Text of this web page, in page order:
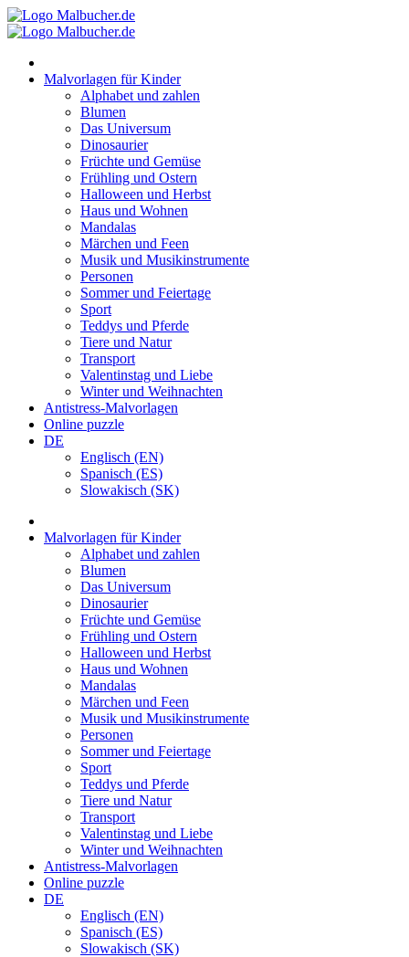
Zum
Inhalt
Malvorlagen für Kinder
Alphabet und zahlen
Blumen
Das Universum
Dinosaurier
Früchte und Gemüse
Frühling und Ostern
Halloween und Herbst
Haus und Wohnen
Mandalas
Märchen und Feen
Musik und Musikinstrumente
Personen
Sommer und Feiertage
Sport
Teddys und Pferde
Tiere und Natur
Transport
Valentinstag und Liebe
Winter und Weihnachten
Antistress-Malvorlagen
Online puzzle
DE
Englisch (EN)
Spanisch (ES)
Slowakisch (SK)
Malvorlagen für Kinder
Alphabet und zahlen
Blumen
Das Universum
Dinosaurier
Früchte und Gemüse
Frühling und Ostern
Halloween und Herbst
Haus und Wohnen
Mandalas
Märchen und Feen
Musik und Musikinstrumente
Personen
Sommer und Feiertage
Sport
Teddys und Pferde
Tiere und Natur
Transport
Valentinstag und Liebe
Winter und Weihnachten
Antistress-Malvorlagen
Online puzzle
DE
Englisch (EN)
Spanisch (ES)
Slowakisch (SK)